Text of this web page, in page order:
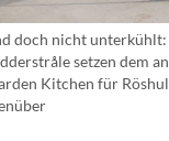
doch nicht
setzen dem
Kitchen für